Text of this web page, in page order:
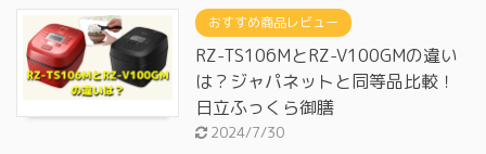
おすすめ商品レビュー
RZ-TS106MとRZ-V100GMの違い
は？ジャパネットと同等品比較！
日立ふっくら御膳
2024/7/30